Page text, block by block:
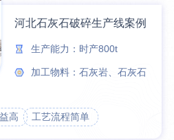
碎机一小时产能多大？是用电的还是燃油的？
吨左右的制砂机大概什么价位？
河北石灰石破碎生产线案例
生产能力：时产800t
加工物料：石灰岩、石灰石
高 工艺流程简单